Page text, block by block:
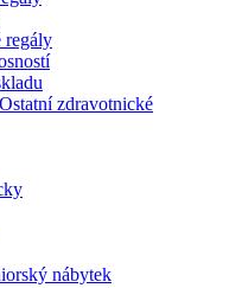
regály
Ostatní zdravotnické
nábytek